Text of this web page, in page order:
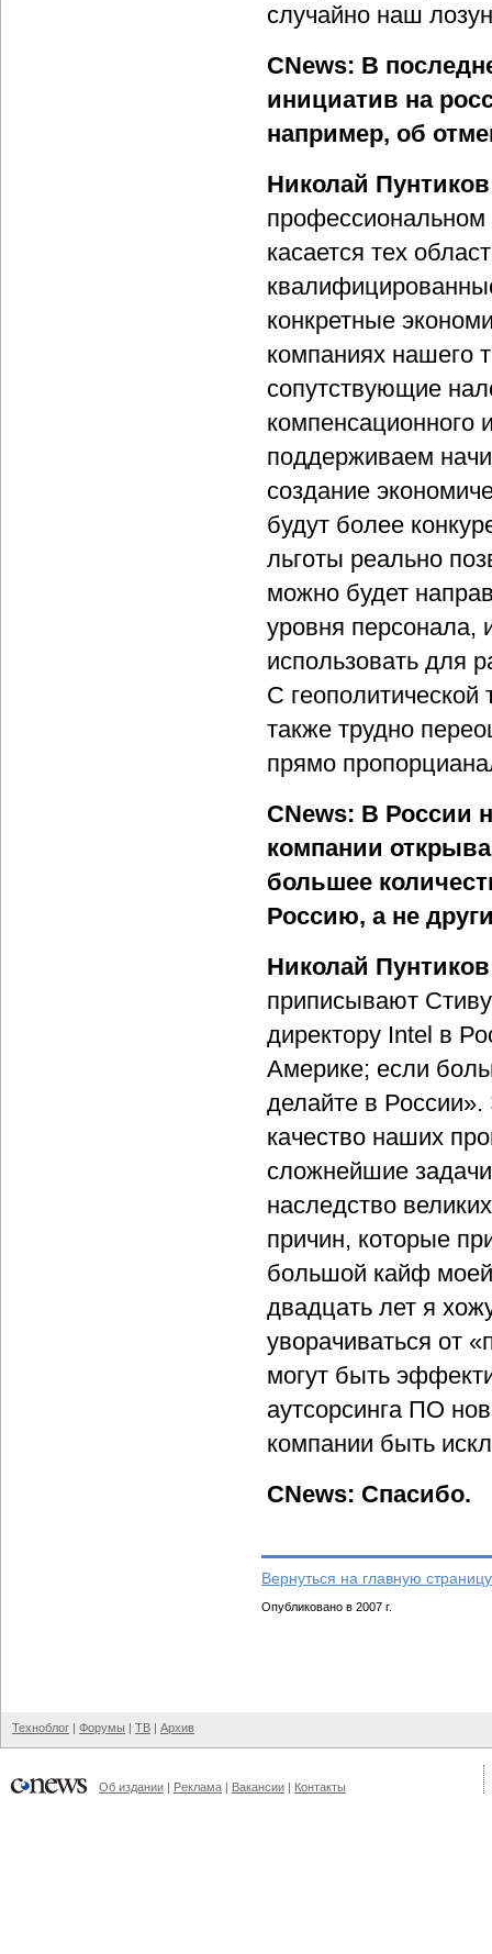
случайно наш
CNews: В
инициатив на
например, об
Николай
профессиональном
касается тех
конкретные
компаниях нашего
сопутствующие
компенсационного
поддерживаем
создание
будут более
льготы реально
можно будет
уровня персонала,
использовать для
С геополитической
также трудно
прямо
CNews: В России
компании
большее
Россию, а не
Николай
приписывают
директору Intel в
Америке; если
делайте в России».
качество наших
сложнейшие
наследство
причин, которые
большой кайф
двадцать лет я
уворачиваться от
могут быть
аутсорсинга ПО
компании быть
CNews: Спасибо.
Вернуться на главную
Опубликовано в 2007 г.
Техноблог | Форумы | ТВ | Архив
Об издании | Реклама | Вакансии | Контакты